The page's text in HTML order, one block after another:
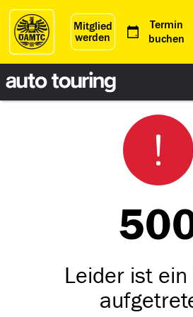
Mitglied
werden
Termin
buchen
Leider ist ein